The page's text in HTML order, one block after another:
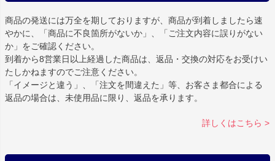
商品の発送には万全を期しておりますが、商品が到着しましたら速
やかに、「商品に不良箇所がないか」、「ご注文内容に誤りがない
か」をご確認ください。
到着から8営業日以上経過した商品は、返品・交換の対応をお受けい
たしかねますのでご注意ください。
「イメージと違う」、「注文を間違えた」等、お客さま都合による
返品の場合は、未使用品に限り、返品を承ります。
詳しくはこちら >